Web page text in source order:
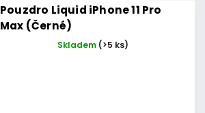
Pouzdro Liquid iPhone 11 Pro
Max (Černé)
Skladem (>5 ks)